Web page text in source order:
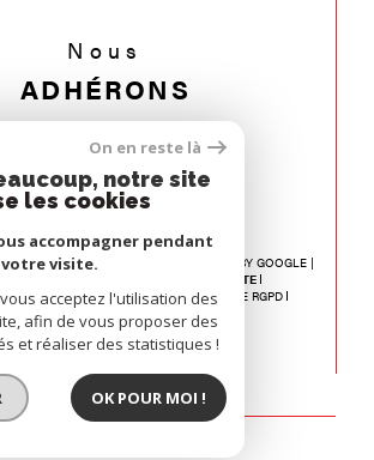
Nous
ADHÉRONS
RÉSERVÉS | TRADUCTION POWERED BY GOOGLE |
PLAN DU SITE
ADMIN NOS LIENS
POLITIQUE RGPD
On en reste là
notre site
les cookies
accompagner pendant
votre visite.
acceptez l'utilisation des
afin de vous proposer des
et réaliser des statistiques !
OK POUR MOI !